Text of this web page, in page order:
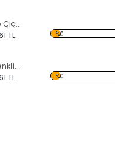
Daire Kesimli ve Çiçekli Dekoratif Ahşap Çerçeveli Ayna
TL %0
Daire Kesimli Renkli Kalpler Dekoratif Ahşap Çerçeveli Ayna
TL %0